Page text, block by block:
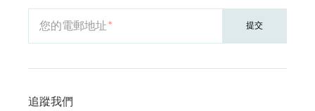
您的電郵地址 提交
追蹤我們